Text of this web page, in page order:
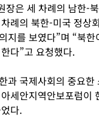
장은 세 차례의 남한-
례의 북한-미국 정상
지를 보였다”며 “북
다”고 요청했다.
과 국제사회의 중요
세안지역안보포럼이
다.